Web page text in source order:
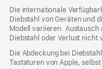
Die internationale
Diebstahl von Geräten und
Modell variieren. Austausch
Diebstahl oder Verlust nicht
Die Abdeckung bei
Tastaturen von Apple,